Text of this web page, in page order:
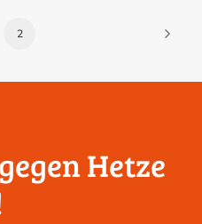
2
Hetze